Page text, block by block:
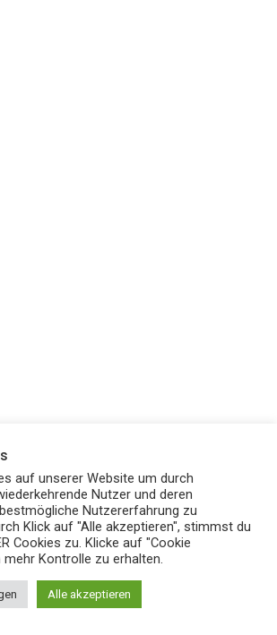
ernannt. Sein sportlicher Körper und
haben ihn zu einem globalen
Darüber hinaus beeindruckt er
in zahlreichen wohltätigen
auf unserer Website um durch
Nutzer und deren
Nutzererfahrung zu
Klick auf "Alle akzeptieren", stimmst du
Cookies zu. Klicke auf "Cookie
mehr Kontrolle zu erhalten.
Alle akzeptieren